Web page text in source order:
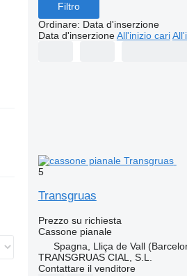
Filtro
Ordinare: Data d'inserzione
Data d'inserzione All'inizio cari
5
Transgruas
Prezzo su richiesta
Cassone pianale
Spagna, Lliça de Vall
TRANSGRUAS CIAL, S.L.
Contattare il venditore